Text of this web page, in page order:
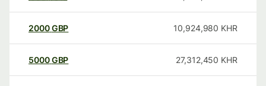
2000GBP 10,924,980 KHR
5000GBP 27,312,450 KHR